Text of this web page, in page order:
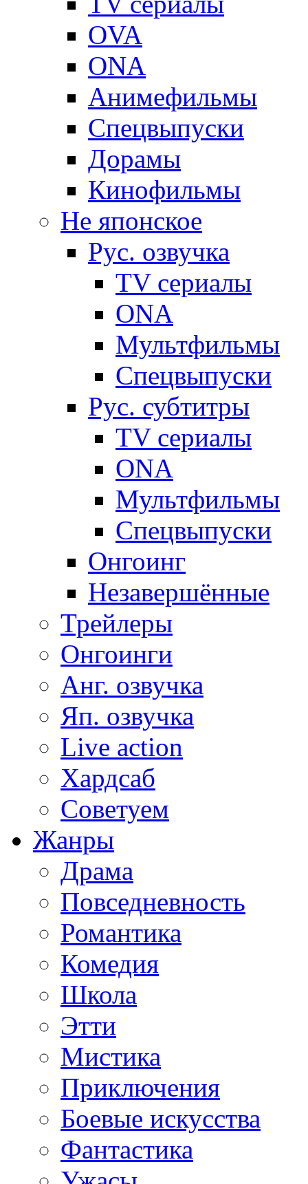
OVA
ONA
Анимефильмы
Спецвыпуски
Дорамы
Кинофильмы
Не японское
Рус. озвучка
TV сериалы
ONA
Мультфильмы
Спецвыпуски
Рус. субтитры
TV сериалы
ONA
Мультфильмы
Спецвыпуски
Онгоинг
Незавершённые
Трейлеры
Онгоинги
Анг. озвучка
Яп. озвучка
Live action
Хардсаб
Советуем
Жанры
Драма
Повседневность
Романтика
Комедия
Школа
Этти
Мистика
Приключения
Боевые искусства
Фантастика